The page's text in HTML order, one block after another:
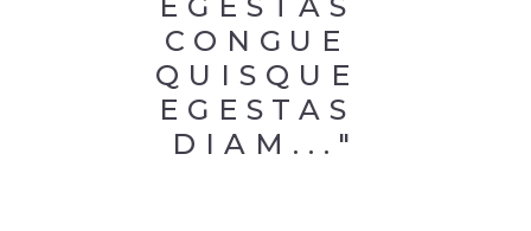
CONGUE
QUISQUE
EGESTAS
DIAM..."